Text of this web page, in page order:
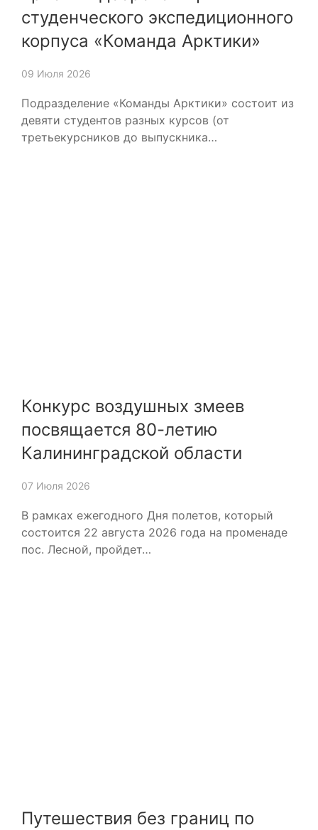
студенческого экспедиционного
корпуса «Команда Арктики»
09 Июля 2026
Подразделение «Команды Арктики» состоит из
девяти студентов разных курсов (от
третьекурсников до выпускника…
Конкурс воздушных змеев
посвящается 80-летию
Калининградской области
07 Июля 2026
В рамках ежегодного Дня полетов, который
состоится 22 августа 2026 года на променаде
пос. Лесной, пройдет…
Путешествия без границ по